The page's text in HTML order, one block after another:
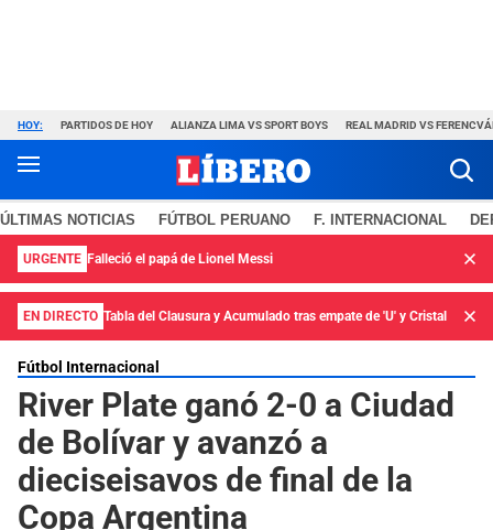
HOY: PARTIDOS DE HOY ALIANZA LIMA VS SPORT BOYS REAL MADRID VS
ÚLTIMAS NOTICIAS FÚTBOL PERUANO F. INTERNACIONAL
URGENTE Falleció el papá de Lionel Messi
EN DIRECTO Tabla del Clausura y Acumulado tras empate de 'U' y Cristal
Fútbol Internacional
River Plate ganó 2-0 a Ciudad
de Bolívar y avanzó a
dieciseisavos de final de la
Copa Argentina